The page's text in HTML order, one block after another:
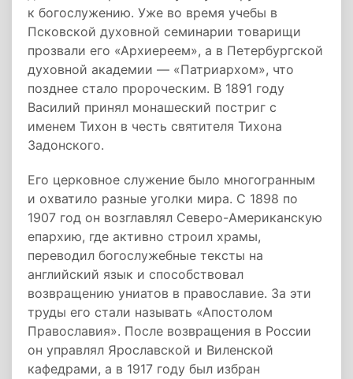
к богослужению. Уже во время учебы в
Псковской духовной семинарии товарищи
прозвали его «Архиереем», а в Петербургской
духовной академии — «Патриархом», что
позднее стало пророческим. В 1891 году
Василий принял монашеский постриг с
именем Тихон в честь святителя Тихона
Задонского.
Его церковное служение было многогранным
и охватило разные уголки мира. С 1898 по
1907 год он возглавлял Северо-Американскую
епархию, где активно строил храмы,
переводил богослужебные тексты на
английский язык и способствовал
возвращению униатов в православие. За эти
труды его стали называть «Апостолом
Православия». После возвращения в России
он управлял Ярославской и Виленской
кафедрами, а в 1917 году был избран